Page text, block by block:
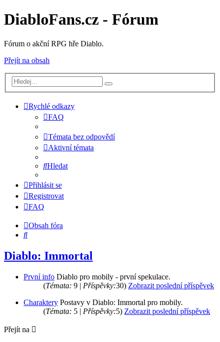
DiabloFans.cz - Fórum
Fórum o akční RPG hře Diablo.
Přejít na obsah
Rychlé odkazy
FAQ
Témata bez odpovědí
Aktivní témata
Hledat
Přihlásit se
Registrovat
FAQ
Obsah fóra
Hledat
Diablo: Immortal
První info Diablo pro mobily - první spekulace.
(Témata: 9 | Příspěvky:30) Zobrazit poslední příspěvek
Charaktery Postavy v Diablo: Immortal pro mobily.
(Témata: 5 | Příspěvky:5) Zobrazit poslední příspěvek
Přejít na